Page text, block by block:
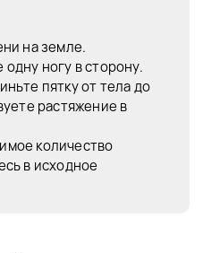
на земле.
ногу в сторону.
пятку от тела до
растяжение в
количество
в исходное